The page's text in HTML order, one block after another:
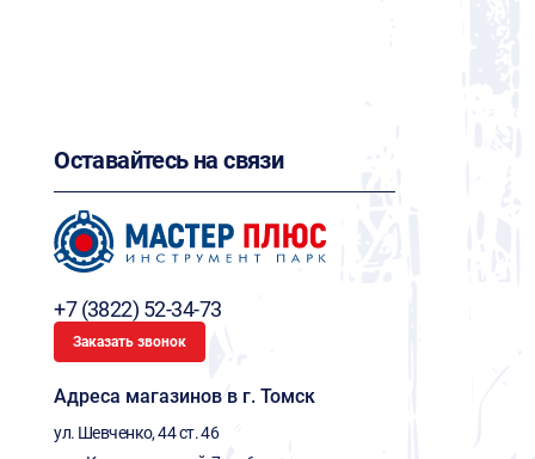
Оставайтесь на связи
+7 (3822) 52-34-73
Заказать звонок
Адреса магазинов в г. Томск
ул. Шевченко, 44 ст. 46